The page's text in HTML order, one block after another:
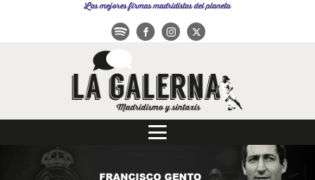
Las mejores firmas madridistas del planeta